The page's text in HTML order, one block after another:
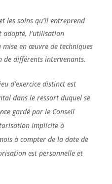
les soins qu’il entreprend
adapté, l’utilisation
en œuvre de techniques
de différents intervenants.
d’exercice distinct est
dans le ressort duquel se
gardé par le Conseil
implicite à
à compter de la date de
est personnelle et